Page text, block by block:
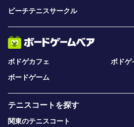
ビーチテニスサークル
ボドゲカフェ
ボドゲ
ボードゲーム
テニスコートを探す
関東のテニスコート